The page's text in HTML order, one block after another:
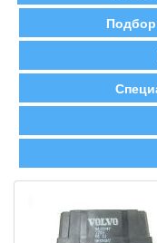
Подбор